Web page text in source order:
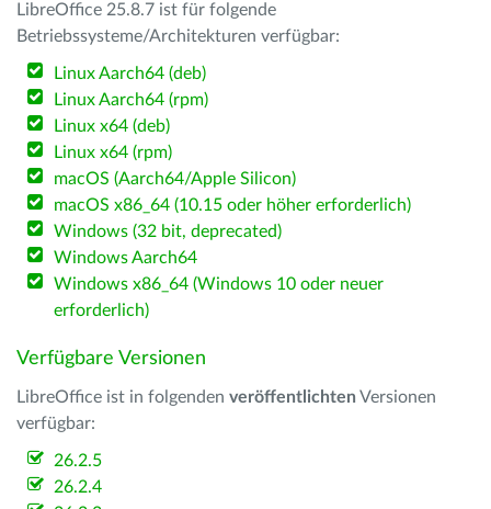
LibreOffice 25.8.7 ist für folgende
Betriebssysteme/Architekturen verfügbar:
Linux Aarch64 (deb)
Linux Aarch64 (rpm)
Linux x64 (deb)
Linux x64 (rpm)
macOS (Aarch64/Apple Silicon)
macOS x86_64 (10.15 oder höher erforderlich)
Windows (32 bit, deprecated)
Windows Aarch64
Windows x86_64 (Windows 10 oder neuer
erforderlich)
Verfügbare Versionen
LibreOffice ist in folgenden veröffentlichten Versionen
verfügbar:
26.2.5
26.2.4